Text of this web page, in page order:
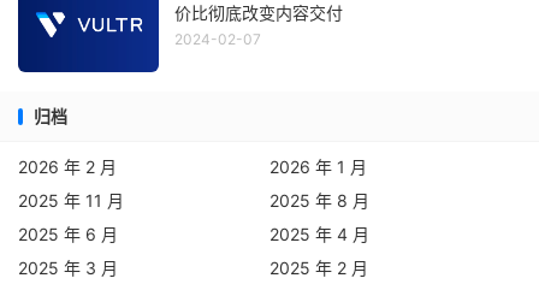
价比彻底改变内容交付
2024-02-07
归档
2026 年 2 月
2026 年 1 月
2025 年 11 月
2025 年 8 月
2025 年 6 月
2025 年 4 月
2025 年 3 月
2025 年 2 月